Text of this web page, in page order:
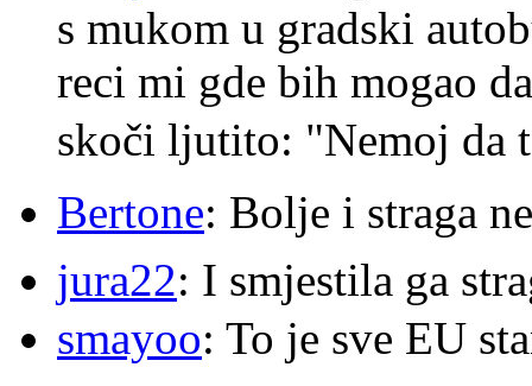
s mukom u gradski
reci mi gde bih mogao
skoči ljutito: "Nemoj da
Bertone: Bolje i straga
jura22: I smjestila ga
smayoo: To je sve EU